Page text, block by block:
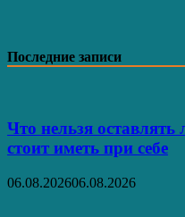
Последние записи
Что нельзя
стоит иметь при себе
06.08.202606.08.2026